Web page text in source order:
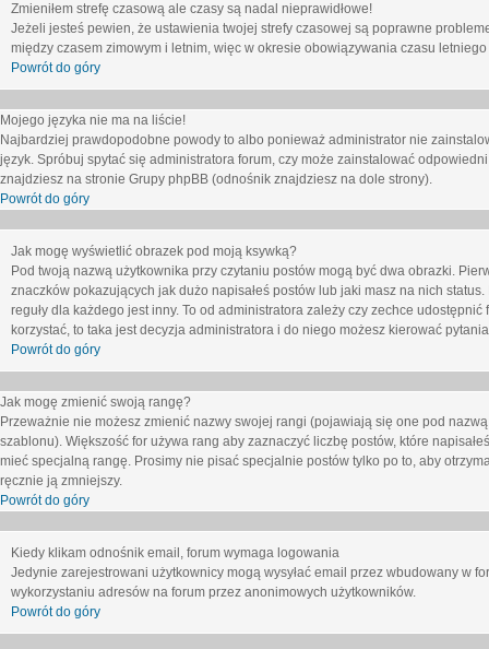
Zmieniłem strefę czasową ale czasy są nadal nieprawidłowe!
Jeżeli jesteś pewien, że ustawienia twojej strefy czasowej są poprawne
między czasem zimowym i letnim, więc w okresie obowiązywania czasu
Powrót do góry
Mojego języka nie ma na liście!
Najbardziej prawdopodobne powody to albo ponieważ administrator nie
język. Spróbuj spytać się administratora forum, czy może zainstalować
znajdziesz na stronie Grupy phpBB (odnośnik znajdziesz na dole strony).
Powrót do góry
Jak mogę wyświetlić obrazek pod moją ksywką?
Pod twoją nazwą użytkownika przy czytaniu postów mogą być dwa obrazki.
znaczków pokazujących jak dużo napisałeś postów lub jaki masz na nich
reguły dla każdego jest inny. To od administratora zależy czy zechce
korzystać, to taka jest decyzja administratora i do niego możesz kierować
Powrót do góry
Jak mogę zmienić swoją rangę?
Przeważnie nie możesz zmienić nazwy swojej rangi (pojawiają się one pod
szablonu). Większość for używa rang aby zaznaczyć liczbę postów, które
mieć specjalną rangę. Prosimy nie pisać specjalnie postów tylko po to, aby
ręcznie ją zmniejszy.
Powrót do góry
Kiedy klikam odnośnik email, forum wymaga logowania
Jedynie zarejestrowani użytkownicy mogą wysyłać email przez wbudowany w
wykorzystaniu adresów na forum przez anonimowych użytkowników.
Powrót do góry